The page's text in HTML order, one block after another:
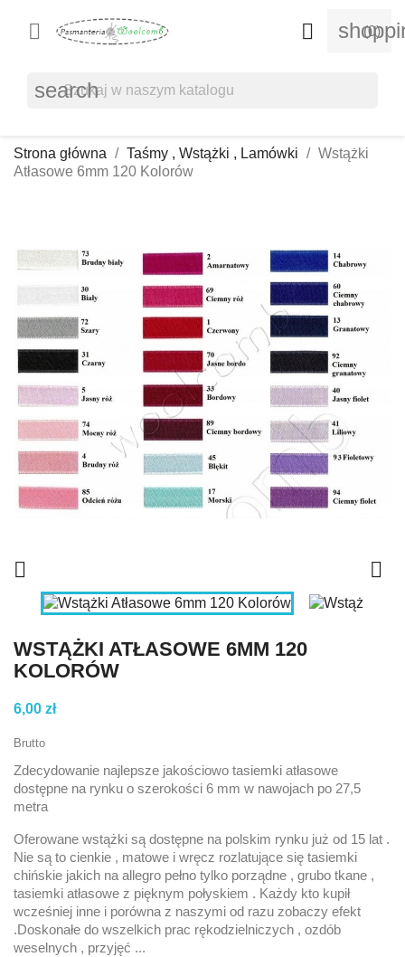
 (0)

search
Strona główna Taśmy , Wstążki , Lamówki
Wstążki
Atłasowe 6mm 120 Kolorów
 
WSTĄŻKI ATŁASOWE 6MM 120
KOLORÓW
6,00 zł
Brutto
Zdecydowanie najlepsze jakościowo tasiemki atłasowe
dostępne na rynku o szerokości 6 mm w nawojach po 27,5
metra
Oferowane wstążki są dostępne na polskim rynku już od 15 lat .
Nie są to cienkie , matowe i wręcz rozlatujące się tasiemki
chińskie jakich na allegro pełno tylko porządne , grubo tkane ,
tasiemki atłasowe z pięknym połyskiem . Każdy kto kupił
wcześniej inne i porówna z naszymi od razu zobaczy efekt
.Doskonałe do wszelkich prac rękodzielniczych , ozdób
weselnych , przyjęć ...